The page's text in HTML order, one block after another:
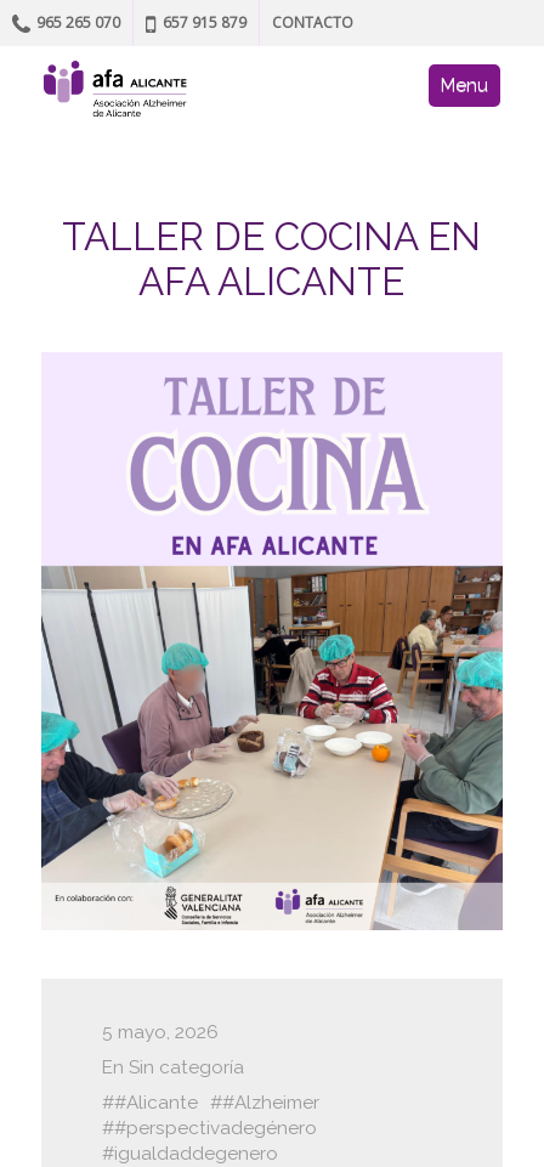
965 265 070 657 915 879 CONTACTO
AFA site
Skip to content
Menu
TALLER DE COCINA EN
AFA ALICANTE
5 mayo, 2026
En Sin categoría
#Alicante
#Alzheimer
#perspectivadegénero
igualdaddegenero